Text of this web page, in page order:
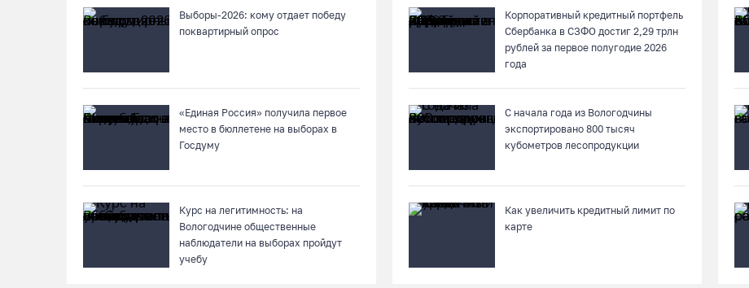
Выборы-2026: кому отдает победу
поквартирный опрос
«Единая Россия» получила первое
место в бюллетене на выборах в
Госдуму
Курс на легитимность: на
Вологодчине общественные
наблюдатели на выборах пройдут
учебу
Корпоративный кредитный портфель
Сбербанка в СЗФО достиг 2,29 трлн
рублей за первое полугодие 2026
года
С начала года из Вологодчины
экспортировано 800 тысяч
кубометров лесопродукции
Как увеличить кредитный лимит по
карте